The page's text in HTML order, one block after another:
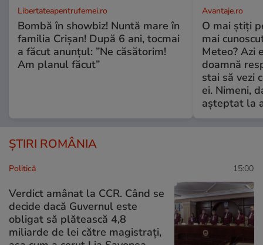
Libertateapentrufemei.ro
Bombă în showbiz! Nuntă mare în
familia Crișan! După 6 ani, tocmai
a făcut anunțul: ”Ne căsătorim!
Am planul făcut”
Avantaje.ro
O mai știți
mai
Meteo? Azi
doamnă
stai să vezi
ei. Nimeni,
așteptat la
ȘTIRI ROMÂNIA
Politică 15:00
Verdict amânat la CCR. Când se
decide dacă Guvernul este
obligat să plătească 4,8
miliarde de lei către magistrați,